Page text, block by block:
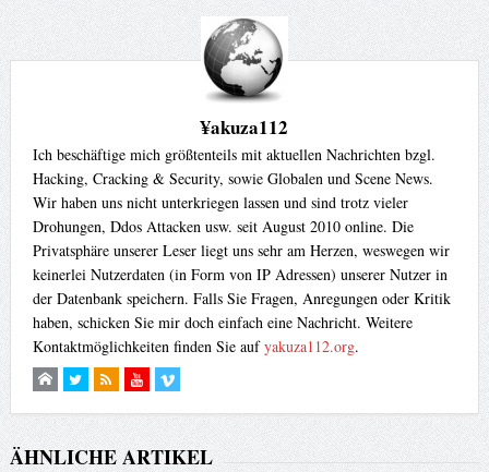
¥akuza112
Ich beschäftige mich größtenteils mit aktuellen Nachrichten bzgl.
Hacking, Cracking & Security, sowie Globalen und Scene News.
Wir haben uns nicht unterkriegen lassen und sind trotz vieler
Drohungen, Ddos Attacken usw. seit August 2010 online. Die
Privatsphäre unserer Leser liegt uns sehr am Herzen, weswegen wir
keinerlei Nutzerdaten (in Form von IP Adressen) unserer Nutzer in
der Datenbank speichern. Falls Sie Fragen, Anregungen oder Kritik
haben, schicken Sie mir doch einfach eine Nachricht. Weitere
Kontaktmöglichkeiten finden Sie aufyakuza112.org.
ÄHNLICHE ARTIKEL